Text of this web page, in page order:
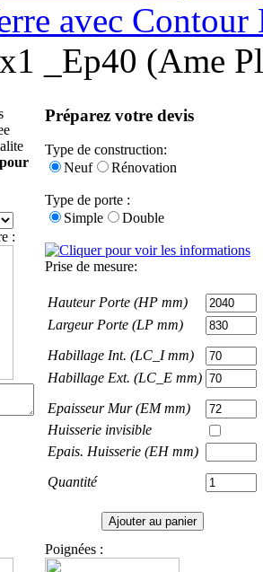
avec
_Ep40 (Ame
:
Préparez votre devis
Type de construction:
Neuf
Rénovation
Type de porte :
Simple
Double
Prise de mesure:
Hauteur Porte (HP mm)
Largeur Porte (LP mm)
Habillage Int. (LC_I mm)
Habillage Ext. (LC_E mm)
Epaisseur Mur (EM mm)
Huisserie invisible
Epais. Huisserie (EH mm)
Quantité
Poignées :